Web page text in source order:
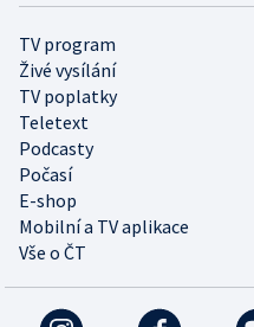
TV program
Živé vysílání
TV poplatky
Teletext
Podcasty
Počasí
E-shop
Mobilní a TV aplikace
Vše o ČT